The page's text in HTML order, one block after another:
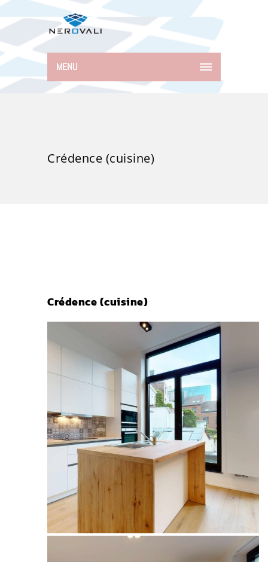
MENU
Crédence (cuisine)
Crédence (cuisine)